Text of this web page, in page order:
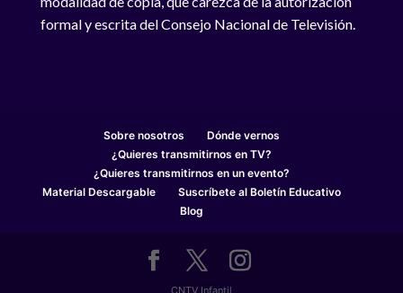
formal y escrita del Consejo Nacional de Televisión.
Sobre nosotros
Dónde vernos
¿Quieres transmitirnos en TV?
¿Quieres transmitirnos en un evento?
Material Descargable
Suscríbete al Boletín Educativo
Blog
CNTV Infantil